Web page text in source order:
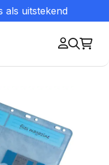
als uitstekend